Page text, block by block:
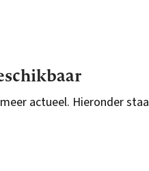
actueel. Hieronder